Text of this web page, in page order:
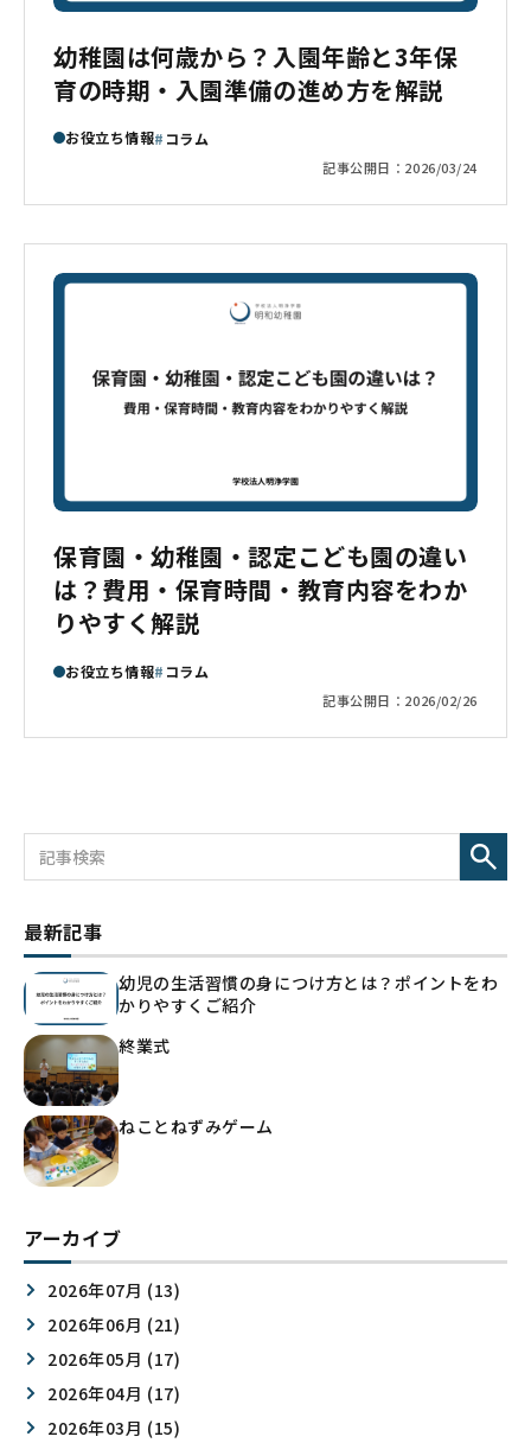
幼稚園は何歳から？入園年齢と3年保
育の時期・入園準備の進め方を解説
お役立ち情報 コラム
記事公開日： 2026/03/24
保育園・幼稚園・認定こども園の違い
は？費用・保育時間・教育内容をわか
りやすく解説
お役立ち情報 コラム
記事公開日： 2026/02/26
最新記事
幼児の生活習慣の身につけ方とは？ポイントをわ
かりやすくご紹介
終業式
ねことねずみゲーム
アーカイブ
2026年07月 (13)
2026年06月 (21)
2026年05月 (17)
2026年04月 (17)
2026年03月 (15)